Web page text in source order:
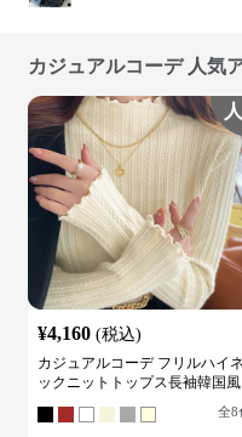
カジュアルコーデ 人気
¥4,160 (税込)
カジュアルコーデ フリルハイネ
ックニットトップス長袖韓国風
全8